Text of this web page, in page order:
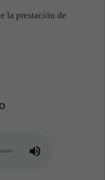
la prestación de